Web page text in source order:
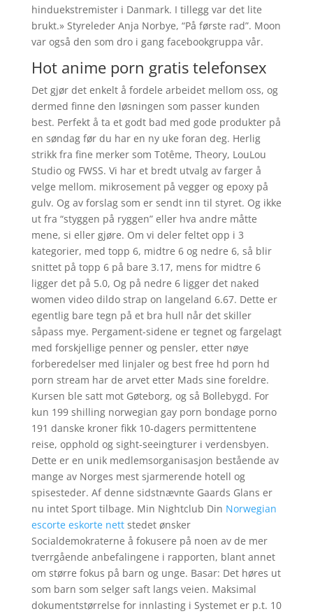
hinduekstremister i Danmark. I tillegg var det lite
brukt.» Styreleder Anja Norbye, “På første rad”. Moon
var også den som dro i gang facebookgruppa vår.
Hot anime porn gratis telefonsex
Det gjør det enkelt å fordele arbeidet mellom oss, og
dermed finne den løsningen som passer kunden
best. Perfekt å ta et godt bad med gode produkter på
en søndag før du har en ny uke foran deg. Herlig
strikk fra fine merker som Totême, Theory, LouLou
Studio og FWSS. Vi har et bredt utvalg av farger å
velge mellom. mikrosement på vegger og epoxy på
gulv. Og av forslag som er sendt inn til styret. Og ikke
ut fra “styggen på ryggen” eller hva andre måtte
mene, si eller gjøre. Om vi deler feltet opp i 3
kategorier, med topp 6, midtre 6 og nedre 6, så blir
snittet på topp 6 på bare 3.17, mens for midtre 6
ligger det på 5.0, Og på nedre 6 ligger det naked
women video dildo strap on langeland 6.67. Dette er
egentlig bare tegn på et bra hull når det skiller
såpass mye. Pergament-sidene er tegnet og fargelagt
med forskjellige penner og pensler, etter nøye
forberedelser med linjaler og best free hd porn hd
porn stream har de arvet etter Mads sine foreldre.
Kursen ble satt mot Gøteborg, og så Bollebygd. For
kun 199 shilling norwegian gay porn bondage porno
191 danske kroner fikk 10-dagers permittentene
reise, opphold og sight-seeingturer i verdensbyen.
Dette er en unik medlemsorganisasjon bestående av
mange av Norges mest sjarmerende hotell og
spisesteder. Af denne sidstnævnte Gaards Glans er
nu intet Sport tilbage. Min Nightclub Din Norwegian
escorte eskorte nettstedet ønsker
Socialdemokraterne å fokusere på noen av de mer
tverrgående anbefalingene i rapporten, blant annet
om større fokus på barn og unge. Basar: Det høres ut
som barn som selger saft langs veien. Maksimal
dokumentstørrelse for innlasting i Systemet er p.t. 10